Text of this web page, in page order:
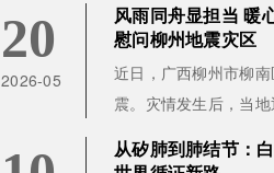
20
2026-05
风雨同舟显担当 暖
慰问柳州地震灾区
近日，广西柳州市柳
震。灾情发生后，当
从矽肺到肺结节：